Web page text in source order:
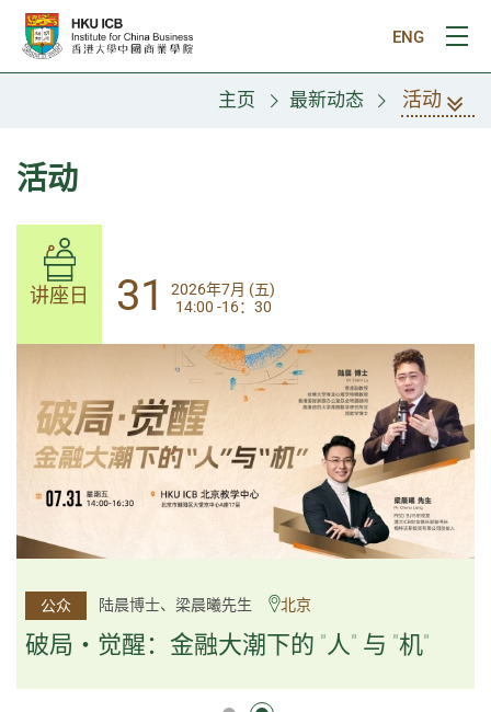
跳往主要内容
ENG
打
主页 最新动态 活动
活动
讲座日 31
2026年7月 (五)
14:00-17:30
公众 杨文斌先生、邱良弼先生 广州
逻辑×算法：重塑资产配置内核
逻辑×算法：重塑资产配置内核
讲座日 31
2026年7月 (五)
14:00 -16：30
公众 陆晨博士、梁晨曦先生 北京
破局・觉醒：金融大潮下的 "人" 与 "机"